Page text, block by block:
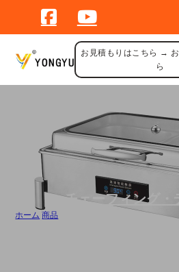
お見積もりはこちら →
ら
チェーフィング・
ホーム /商品
バルク電気チェーフィングディッシュビュ